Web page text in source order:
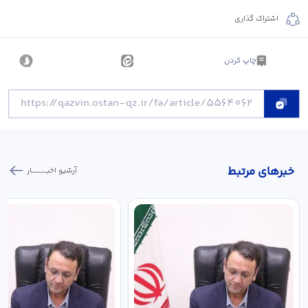
اشتراک گذاری
چاپ کردن
خبر‌های مرتبط آرشیو اخبـــــــــــار